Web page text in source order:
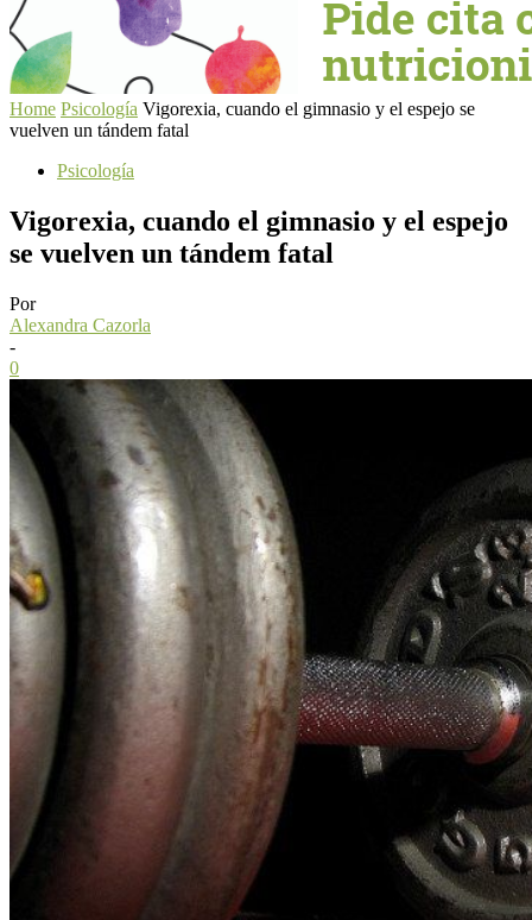
Home Psicología Vigorexia, cuando el gimnasio y el espejo se
vuelven un tándem fatal
Psicología
Vigorexia, cuando el gimnasio y el espejo
se vuelven un tándem fatal
Por
Alexandra Cazorla
-
0